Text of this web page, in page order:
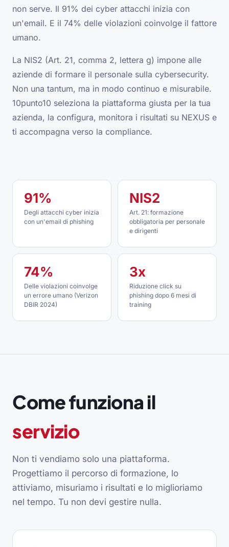
non serve. Il 91% dei cyber attacchi inizia con
un'email. E il 74% delle violazioni coinvolge il fattore
umano.
La NIS2 (Art. 21, comma 2, lettera g) impone alle
aziende di formare il personale sulla cybersecurity.
Non una tantum, ma in modo continuo e misurabile.
10punto10 seleziona la piattaforma giusta per la tua
azienda, la configura, monitora i risultati su NEXUS e
ti accompagna verso la compliance.
91%
Degli attacchi cyber inizia
con un'email di phishing
NIS2
Art. 21: formazione
obbligatoria per personale
e dirigenti
74%
Delle violazioni coinvolge
un errore umano (Verizon
DBIR 2024)
3x
Riduzione click su
phishing dopo 6 mesi di
training
Come funziona il
servizio
Non ti vendiamo solo una piattaforma.
Progettiamo il percorso di formazione, lo
attiviamo, misuriamo i risultati e lo miglioriamo
nel tempo. Tu non devi gestire nulla.